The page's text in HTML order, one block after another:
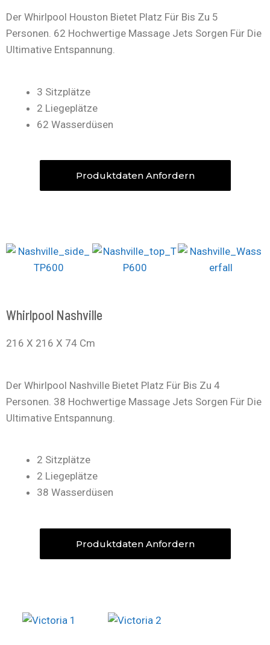
Der Whirlpool Houston Bietet Platz Für Bis Zu 5
Personen. 62 Hochwertige Massage Jets Sorgen Für Die
Ultimative Entspannung.
3 Sitzplätze
2 Liegeplätze
62 Wasserdüsen
Produktdaten Anfordern
Whirlpool Nashville
216 X 216 X 74 Cm
Der Whirlpool Nashville Bietet Platz Für Bis Zu 4
Personen. 38 Hochwertige Massage Jets Sorgen Für Die
Ultimative Entspannung.
2 Sitzplätze
2 Liegeplätze
38 Wasserdüsen
Produktdaten Anfordern